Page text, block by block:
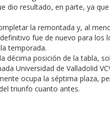
resultado, en parte, ya que
la remontada y, al
fue de nuevo para los
temporada.
décima posición de la tabla,
Universidad de Valladolid
ocupa la séptima plaza,
triunfo cuanto antes.